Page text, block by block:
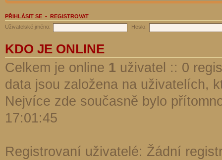
PŘIHLÁSIT SE • REGISTROVAT
Uživatelské jméno:
Heslo:
KDO JE ONLINE
Celkem je online 1 uživatel :: 0
data jsou založena na uživatelích,
Nejvíce zde současně bylo
17:01:45
Registrovaní uživatelé: Žádní